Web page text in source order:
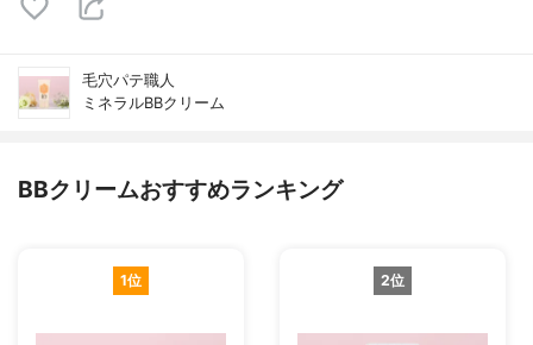
毛穴パテ職人
ミネラルBBクリーム
BBクリームおすすめランキング
1位 2位